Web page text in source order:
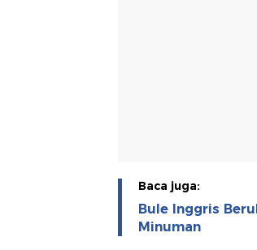
Baca juga:
Bule Inggris
Minuman